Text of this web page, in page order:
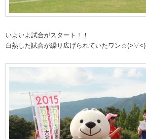
いよいよ試合がスタート！！
白熱した試合が繰り広げられていたワン☆(>▽<)